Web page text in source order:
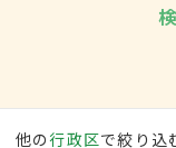
他の行政区で絞り込